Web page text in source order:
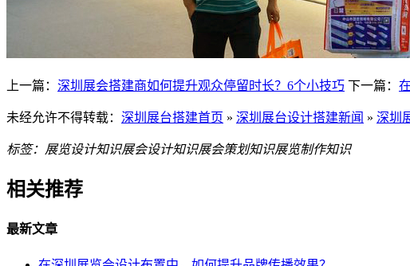
上一篇： 深圳展会搭建商如何提升观众停留时长？6个小技巧 下一篇：
未经允许不得转载： 深圳展台搭建首页 » 深圳展台设计搭建新闻 » 深圳
标签： 展览设计知识展会设计知识展会策划知识展览制作知识
相关推荐
最新文章